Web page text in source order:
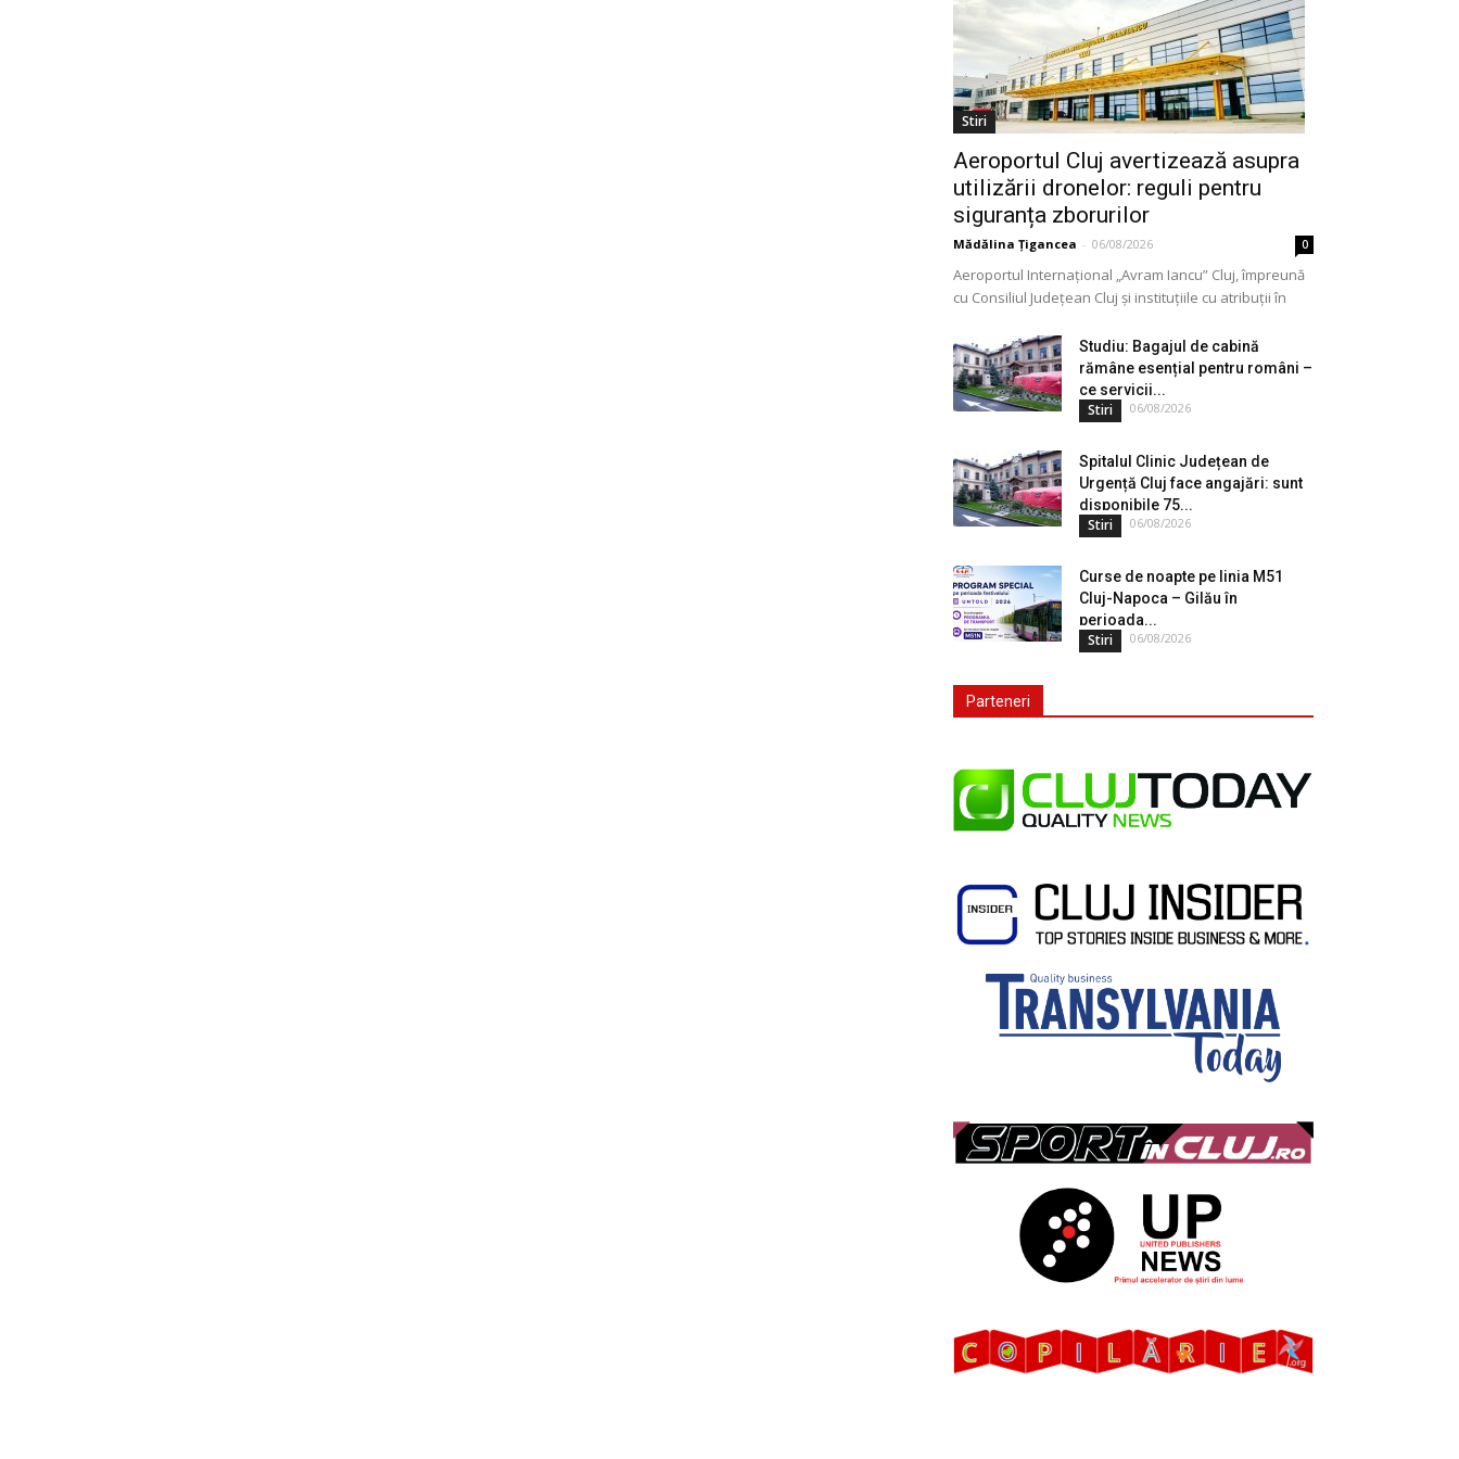
Stiri
Aeroportul Cluj avertizează asupra
utilizării dronelor: reguli pentru
siguranța zborurilor
Mădălina Țigancea - 06/08/2026 0
Aeroportul Internațional „Avram Iancu” Cluj, împreună
cu Consiliul Județean Cluj și instituțiile cu atribuții în
utilizarea...
Studiu: Bagajul de cabină
rămâne esențial pentru români –
ce servicii...
Stiri 06/08/2026
Spitalul Clinic Județean de
Urgență Cluj face angajări: sunt
disponibile 75...
Stiri 06/08/2026
Curse de noapte pe linia M51
Cluj-Napoca – Gilău în
perioada...
Stiri 06/08/2026
Parteneri